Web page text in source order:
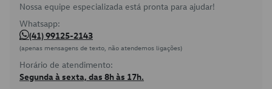
Nossa equipe especializada está pronta para ajudar!
Whatsapp:
(41) 99125-2143
(apenas mensagens de texto, não atendemos ligações)
Horário de atendimento:
Segunda à sexta, das 8h às 17h.